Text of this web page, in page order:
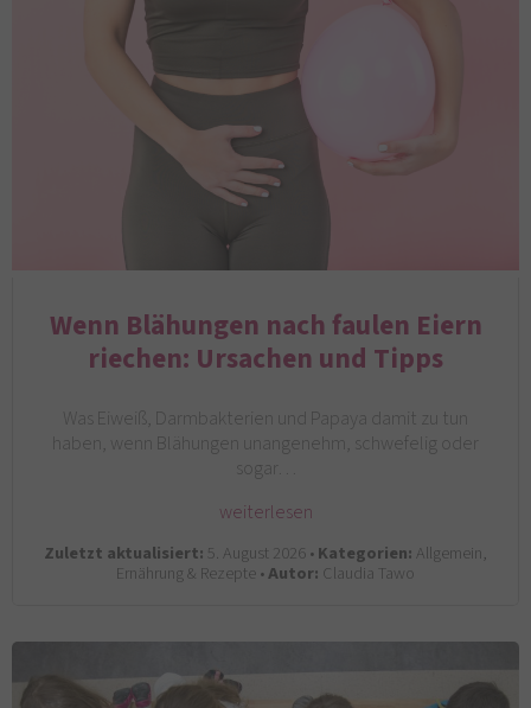
Wenn Blähungen nach faulen Eiern
riechen: Ursachen und Tipps
Was Eiweiß, Darmbakterien und Papaya damit zu tun
haben, wenn Blähungen unangenehm, schwefelig oder
sogar…
weiterlesen
Zuletzt aktualisiert: 5. August 2026 •Kategorien: Allgemein,
Ernährung & Rezepte •Autor: Claudia Tawo